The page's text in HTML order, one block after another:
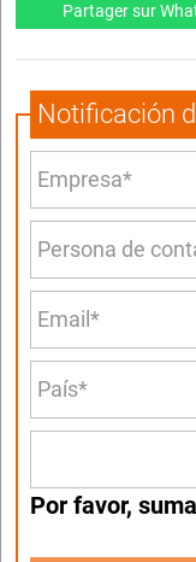
Partager sur
Notificación
Por favor,